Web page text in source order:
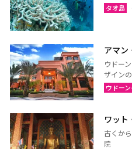
サケーオ
プラーチーンブリー
サムットプラカーン
バンコク
アユタヤ
カンチャナブリー
タオ島
アマン
ウドー
ザインの
ウドー
ワット
古くか
院